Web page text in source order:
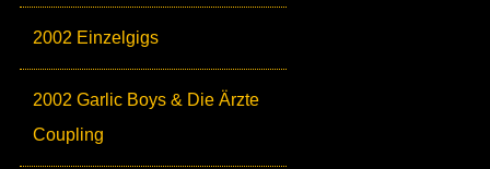
2002 Einzelgigs
2002 Garlic Boys & Die Ärzte
Coupling